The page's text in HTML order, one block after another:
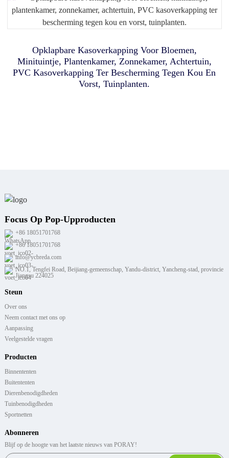
Douchetas
Opklapbare Kasoverkapping Voor Bloemen,
Minituintje, Plantenkamer, Zonnekamer, Achtertuin,
PVC Kasoverkapping Ter Bescherming Tegen Kou En
Vorst, Tuinplanten.
Focus Op Pop-Upproducten
+86 18051701768
+86 18051701768
info@ycbreda.com
NO.1, Tengfei Road, Beijiang-gemeenschap, Yandu-district, Yancheng-stad, provincie
Jiangsu 224025
Steun
Over ons
Neem contact met ons op
Aanpassing
Veelgestelde vragen
Producten
Binnententen
Buitententen
Dierenbenodigdheden
Tuinbenodigdheden
Sportnetten
Abonneren
Blijf op de hoogte van het laatste nieuws van PORAY!